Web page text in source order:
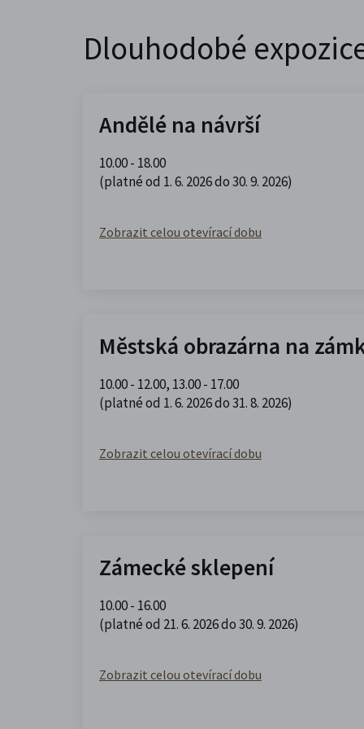
Dlouhodobé
Andělé na návrší
10.00 - 18.00
(platné od 1. 6. 2026 do 30. 9. 2026)
Zobrazit celou otevírací dobu
Městská obrazárna na
10.00 - 12.00, 13.00 - 17.00
(platné od 1. 6. 2026 do 31. 8. 2026)
Zobrazit celou otevírací dobu
Zámecké sklepení
10.00 - 16.00
(platné od 21. 6. 2026 do 30. 9. 2026)
Zobrazit celou otevírací dobu